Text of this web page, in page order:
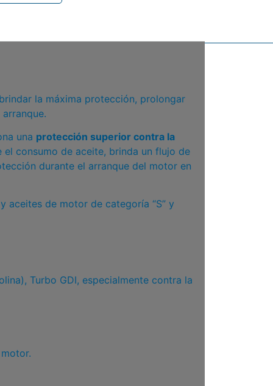
la máxima protección, prolongar
una protección superior contra la
consumo de aceite, brinda un flujo de
durante el arranque del motor en
aceites de motor de categoría “S” y
Turbo GDI, especialmente contra la